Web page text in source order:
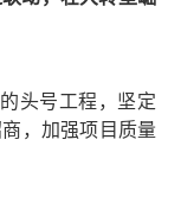
头号工程，坚定
，加强项目质量